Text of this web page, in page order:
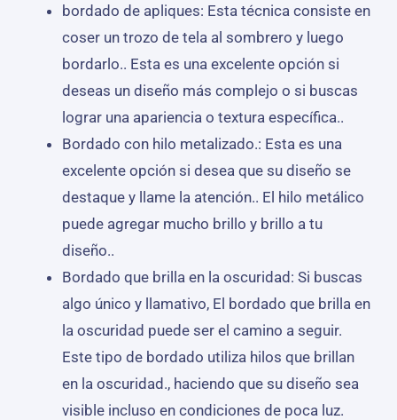
bordado de apliques: Esta técnica consiste en
coser un trozo de tela al sombrero y luego
bordarlo.. Esta es una excelente opción si
deseas un diseño más complejo o si buscas
lograr una apariencia o textura específica..
Bordado con hilo metalizado.: Esta es una
excelente opción si desea que su diseño se
destaque y llame la atención.. El hilo metálico
puede agregar mucho brillo y brillo a tu
diseño..
Bordado que brilla en la oscuridad: Si buscas
algo único y llamativo, El bordado que brilla en
la oscuridad puede ser el camino a seguir.
Este tipo de bordado utiliza hilos que brillan
en la oscuridad., haciendo que su diseño sea
visible incluso en condiciones de poca luz.